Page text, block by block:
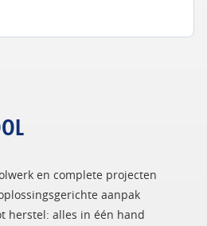
en complete projecten
aanpak
herstel: alles in één hand